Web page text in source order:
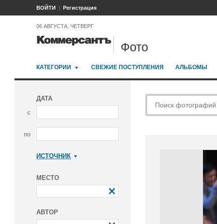
ВОЙТИ Регистрация
06 АВГУСТА, ЧЕТВЕРГ
Фото
КАТЕГОРИИ СВЕЖИЕ ПОСТУПЛЕНИЯ АЛЬБОМЫ
ДАТА
с
по
ИСТОЧНИК
МЕСТО
АВТОР